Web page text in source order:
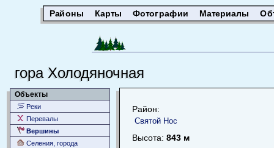
Районы Карты Фотографии Материалы
гора Холодяночная
Объекты
Реки
Перевалы
Вершины
Селения, города
Район:
Святой Нос
Высота: 843 м